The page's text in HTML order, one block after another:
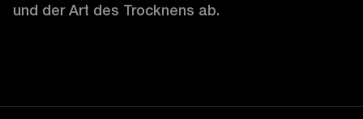
und der Art des Trocknens ab.